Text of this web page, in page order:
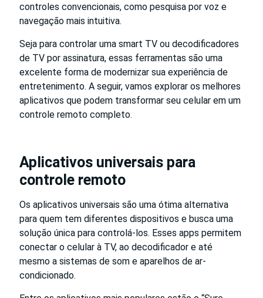
controles convencionais, como pesquisa por voz e
navegação mais intuitiva.
Seja para controlar uma smart TV ou decodificadores
de TV por assinatura, essas ferramentas são uma
excelente forma de modernizar sua experiência de
entretenimento. A seguir, vamos explorar os melhores
aplicativos que podem transformar seu celular em um
controle remoto completo.
Aplicativos universais para
controle remoto
Os aplicativos universais são uma ótima alternativa
para quem tem diferentes dispositivos e busca uma
solução única para controlá-los. Esses apps permitem
conectar o celular à TV, ao decodificador e até
mesmo a sistemas de som e aparelhos de ar-
condicionado.